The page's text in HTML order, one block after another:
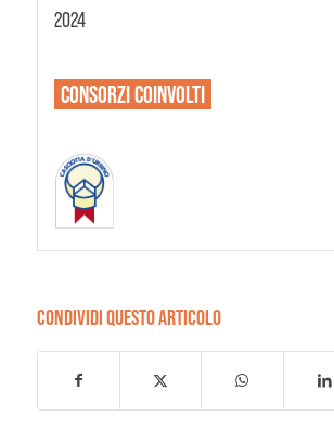
2024
CONSORZICOINVOLTI
CONDIVIDI QUESTO ARTICOLO